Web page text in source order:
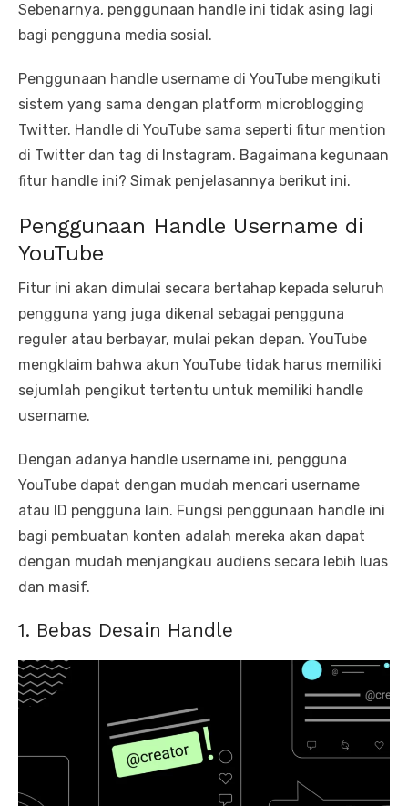
Sebenarnya, penggunaan handle ini tidak asing lagi
bagi pengguna media sosial.
Penggunaan handle username di YouTube mengikuti
sistem yang sama dengan platform microblogging
Twitter. Handle di YouTube sama seperti fitur mention
di Twitter dan tag di Instagram. Bagaimana kegunaan
fitur handle ini? Simak penjelasannya berikut ini.
Penggunaan Handle Username di
YouTube
Fitur ini akan dimulai secara bertahap kepada seluruh
pengguna yang juga dikenal sebagai pengguna
reguler atau berbayar, mulai pekan depan. YouTube
mengklaim bahwa akun YouTube tidak harus memiliki
sejumlah pengikut tertentu untuk memiliki handle
username.
Dengan adanya handle username ini, pengguna
YouTube dapat dengan mudah mencari username
atau ID pengguna lain. Fungsi penggunaan handle ini
bagi pembuatan konten adalah mereka akan dapat
dengan mudah menjangkau audiens secara lebih luas
dan masif.
1. Bebas Desain Handle